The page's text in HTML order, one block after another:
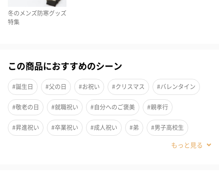
このグローブは高品質な羊革を使用しており、その柔らかさとエ
冬のメンズ防寒グッズ
特集
この商品におすすめのシーン
#誕生日 #父の日 #お祝い #クリスマス #バレンタイン
#敬老の日 #就職祝い #自分へのご褒美 #親孝行
#昇進祝い #卒業祝い #成人祝い #弟 #男子高校生
#部下男性